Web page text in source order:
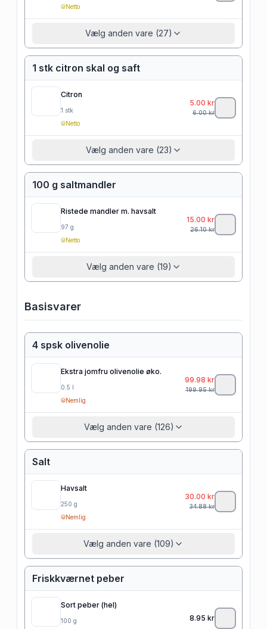
Netto
Vælg anden vare (27)
1 stk citron skal og saft
Citron
1 stk
Netto
5.00 kr
6.00kr
Vælg anden vare (23)
100 g saltmandler
Ristede mandler m. havsalt
97 g
Netto
15.00 kr
26.10kr
Vælg anden vare (19)
Basisvarer
4 spsk olivenolie
Ekstra jomfru olivenolie øko.
0.5 l
Nemlig
99.98 kr
199.95kr
Vælg anden vare (126)
Salt
Havsalt
250 g
Nemlig
30.00 kr
34.88kr
Vælg anden vare (109)
Friskkværnet peber
Sort peber (hel)
100 g
8.95 kr